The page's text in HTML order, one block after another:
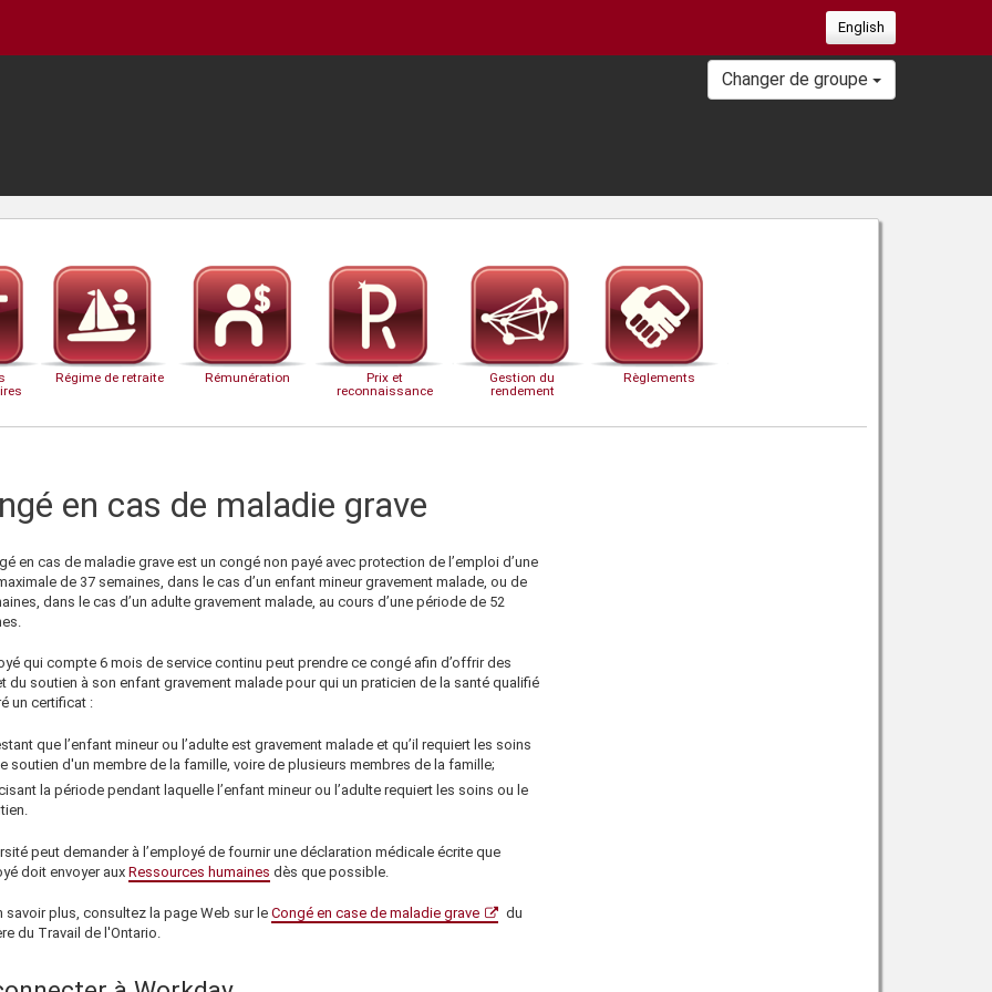
English
Changer de groupe
Régime de retraite Rémunération
Prix et
reconnaissance
Gestion du
rendement
Règlements
en cas de maladie grave
en cas de maladie grave est un congé non payé avec protection de l’emploi d’une
de 37 semaines, dans le cas d’un enfant mineur gravement malade, ou de
dans le cas d’un adulte gravement malade, au cours d’une période de 52
qui compte 6 mois de service continu peut prendre ce congé afin d’offrir des
du soutien à son enfant gravement malade pour qui un praticien de la santé qualifié
un certificat :
que l’enfant mineur ou l’adulte est gravement malade et qu’il requiert les soins
soutien d'un membre de la famille, voire de plusieurs membres de la famille;
la période pendant laquelle l’enfant mineur ou l’adulte requiert les soins ou le
peut demander à l’employé de fournir une déclaration médicale écrite que
doit envoyer auxRessources humaines dès que possible.
savoir plus, consultez la page Web sur le Congé en case de maladie grave
du
du Travail de l'Ontario.